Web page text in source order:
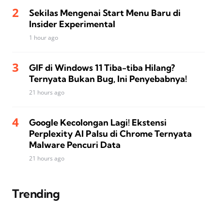
Sekilas Mengenai Start Menu Baru di
Insider Experimental
1 hour ago
GIF di Windows 11 Tiba-tiba Hilang?
Ternyata Bukan Bug, Ini Penyebabnya!
21 hours ago
Google Kecolongan Lagi! Ekstensi
Perplexity AI Palsu di Chrome Ternyata
Malware Pencuri Data
21 hours ago
Trending